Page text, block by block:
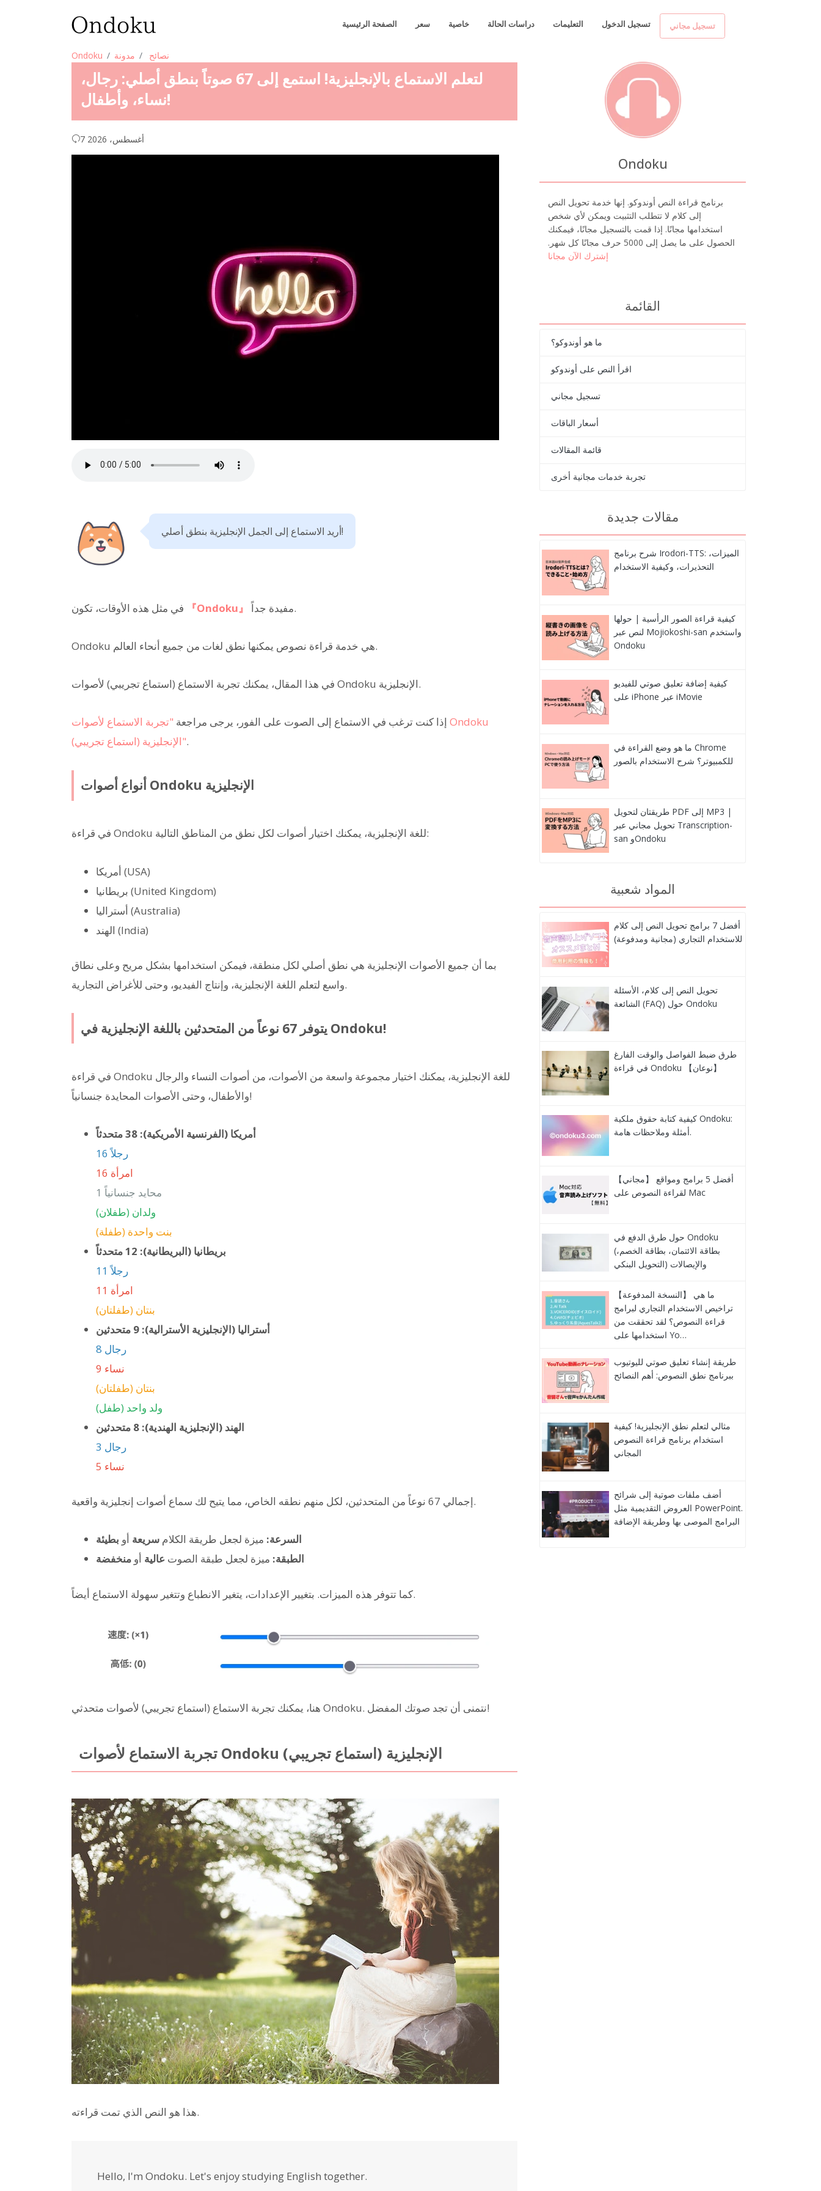
الصفحة الرئيسية سعر خاصية دراسات الحالة التعليمات تسجيل الدخول تسجيل مجاني
Ondoku مدونة نصائح
لتعلم الاستماع بالإنجليزية! استمع إلى 67 صوتاً بنطق أصلي: رجال،
نساء، وأطفال!
7 أغسطس، 2026
أريد الاستماع إلى الجمل الإنجليزية بنطق أصلي!
『Ondoku』 مفيدة جداً.
Ondoku هي خدمة قراءة نصوص يمكنها نطق لغات من جميع أنحاء العالم.
في هذا المقال، يمكنك تجربة الاستماع (استماع تجريبي) لأصوات Ondoku الإنجليزية.
إذا كنت ترغب في الاستماع إلى الصوت على الفور، يرجى مراجعة "تجربة الاستماع لأصوات Ondoku
الإنجليزية (استماع تجريبي)".
أنواع أصوات Ondoku الإنجليزية
في قراءة Ondoku للغة الإنجليزية، يمكنك اختيار أصوات لكل نطق من المناطق التالية:
أمريكا (USA)
بريطانيا (United Kingdom)
أستراليا (Australia)
الهند (India)
بما أن جميع الأصوات الإنجليزية هي نطق أصلي لكل منطقة، فيمكن استخدامها بشكل مريح وعلى نطاق
واسع لتعلم اللغة الإنجليزية، وإنتاج الفيديو، وحتى للأغراض التجارية.
يتوفر 67 نوعاً من المتحدثين باللغة الإنجليزية في Ondoku!
في قراءة Ondoku للغة الإنجليزية، يمكنك اختيار مجموعة واسعة من الأصوات، من أصوات النساء والرجال
والأطفال، وحتى الأصوات المحايدة جنسانياً!
أمريكا (الفرنسية الأمريكية): 38 متحدثاً
16 رجلاً
16 امرأة
1 محايد جنسانياً
ولدان (طفلان)
بنت واحدة (طفلة)
بريطانيا (البريطانية): 12 متحدثاً
11 رجلاً
11 امرأة
بنتان (طفلتان)
أستراليا (الإنجليزية الأسترالية): 9 متحدثين
8 رجال
9 نساء
بنتان (طفلتان)
ولد واحد (طفل)
الهند (الإنجليزية الهندية): 8 متحدثين
3 رجال
5 نساء
إجمالي 67 نوعاً من المتحدثين، لكل منهم نطقه الخاص، مما يتيح لك سماع أصوات إنجليزية واقعية.
السرعة: ميزة لجعل طريقة الكلام سريعة أو بطيئة
الطبقة: ميزة لجعل طبقة الصوت عالية أو منخفضة
كما تتوفر هذه الميزات. بتغيير الإعدادات، يتغير الانطباع وتتغير سهولة الاستماع أيضاً.
هنا، يمكنك تجربة الاستماع (استماع تجريبي) لأصوات متحدثي Ondoku. نتمنى أن تجد صوتك المفضل!
تجربة الاستماع لأصوات Ondoku الإنجليزية (استماع تجريبي)
هذا هو النص الذي تمت قراءته.
Hello, I'm Ondoku. Let's enjoy studying English together.
Ondoku
برنامج قراءة النص أوندوكو. إنها خدمة تحويل النص
إلى كلام لا تتطلب التثبيت ويمكن لأي شخص
استخدامها مجانًا. إذا قمت بالتسجيل مجانًا، فيمكنك
الحصول على ما يصل إلى 5000 حرف مجانًا كل شهر.
إشترك الآن مجانا
القائمة
ما هو أوندوكو؟
اقرأ النص على أوندوكو
تسجيل مجاني
أسعار الباقات
قائمة المقالات
تجربة خدمات مجانية أخرى
مقالات جديدة
شرح برنامج Irodori-TTS: الميزات،
التحذيرات، وكيفية الاستخدام
كيفية قراءة الصور الرأسية | حولها
لنص عبر Mojiokoshi-san واستخدم
Ondoku
كيفية إضافة تعليق صوتي للفيديو
على iPhone عبر iMovie
ما هو وضع القراءة في Chrome
للكمبيوتر؟ شرح الاستخدام بالصور
طريقتان لتحويل PDF إلى MP3 |
تحويل مجاني عبر Transcription-
san وOndoku
المواد شعبية
أفضل 7 برامج تحويل النص إلى كلام
للاستخدام التجاري (مجانية ومدفوعة)
تحويل النص إلى كلام، الأسئلة
الشائعة (FAQ) حول Ondoku
طرق ضبط الفواصل والوقت الفارغ
في قراءة Ondoku 【نوعان】
كيفية كتابة حقوق ملكية Ondoku:
أمثلة وملاحظات هامة.
【مجاني】 أفضل 5 برامج ومواقع
لقراءة النصوص على Mac
حول طرق الدفع في Ondoku
(بطاقة الائتمان، بطاقة الخصم،
التحويل البنكي) والإيصالات
【النسخة المدفوعة】 ما هي
تراخيص الاستخدام التجاري لبرامج
قراءة النصوص؟ لقد تحققت من
استخدامها على Yo…
طريقة إنشاء تعليق صوتي لليوتيوب
ببرنامج نطق النصوص: أهم النصائح
مثالي لتعلم نطق الإنجليزية! كيفية
استخدام برنامج قراءة النصوص
المجاني
أضف ملفات صوتية إلى شرائح
العروض التقديمية مثل PowerPoint.
البرامج الموصى بها وطريقة الإضافة